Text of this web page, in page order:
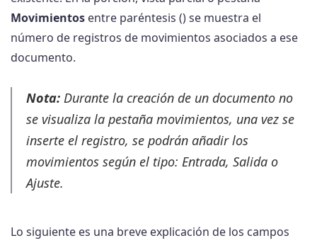
Movimientos entre paréntesis () se muestra el
número de registros de movimientos asociados a ese
documento.
Nota: Durante la creación de un documento no
se visualiza la pestaña movimientos, una vez se
inserte el registro, se podrán añadir los
movimientos según el tipo: Entrada, Salida o
Ajuste.
Lo siguiente es una breve explicación de los campos